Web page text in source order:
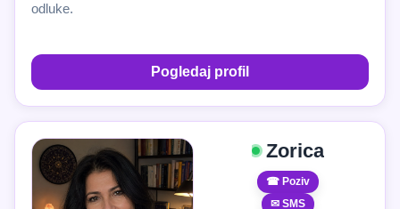
odluke.
Pogledaj profil
Zorica
☎ Poziv
✉ SMS